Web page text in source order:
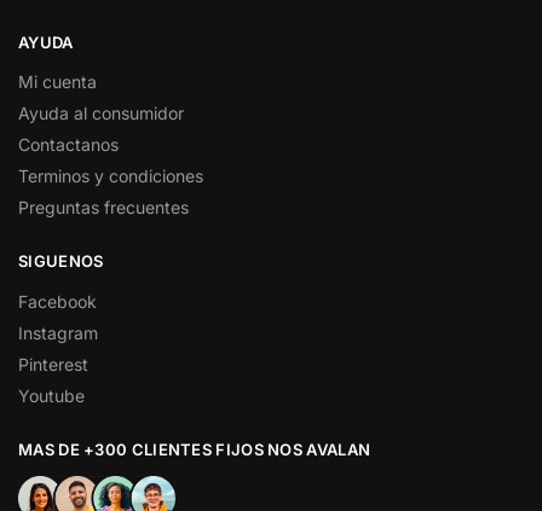
AYUDA
Mi cuenta
Ayuda al consumidor
Contactanos
Terminos y condiciones
Preguntas frecuentes
SIGUENOS
Facebook
Instagram
Pinterest
Youtube
MAS DE +300 CLIENTES FIJOS NOS AVALAN